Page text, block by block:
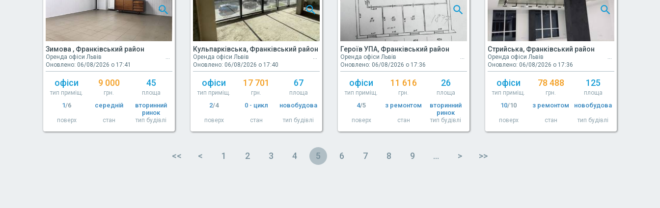
Зимова , Франківський район
Оренда офіси Львів
Оновлено: 06/08/2026 о 17:41
офіси
тип приміщ.
9 000
грн.
45
площа
1/6
поверх
середній
стан
вторинний
ринок
тип будівлі
Кульпарківська, Франківський район
Оренда офіси Львів
Оновлено: 06/08/2026 о 17:40
офіси
тип приміщ.
17 701
грн.
67
площа
2/4
поверх
0 - цикл
стан
новобудова
тип будівлі
Героїв УПА, Франківський район
Оренда офіси Львів
Оновлено: 06/08/2026 о 17:36
офіси
тип приміщ.
11 616
грн.
26
площа
4/5
поверх
з ремонтом
стан
вторинний
ринок
тип будівлі
Стрийська, Франківський район
Оренда офіси Львів
Оновлено: 06/08/2026 о 17:36
офіси
тип приміщ.
78 488
грн.
125
площа
10/10
поверх
з ремонтом
стан
новобудова
тип будівлі
<< < 1 2 3 4 5 6 7 8 9 … > >>